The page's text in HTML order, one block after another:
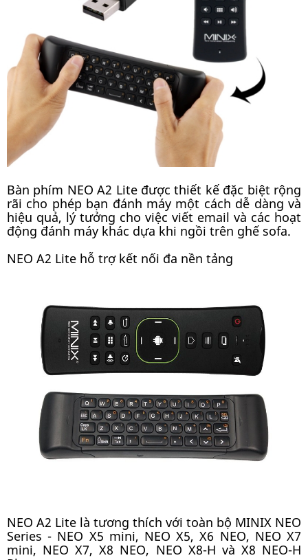
Bàn phím NEO A2 Lite được thiết kế đặc biệt rộng
rãi cho phép bạn đánh máy một cách dễ dàng và
hiệu quả, lý tưởng cho việc viết email và các hoạt
động đánh máy khác dựa khi ngồi trên ghế sofa.
NEO A2 Lite hỗ trợ kết nối đa nền tảng
NEO A2 Lite là tương thích với toàn bộ MINIX NEO
Series - NEO X5 mini, NEO X5, X6 NEO, NEO X7
mini, NEO X7, X8 NEO, NEO X8-H và X8 NEO-H